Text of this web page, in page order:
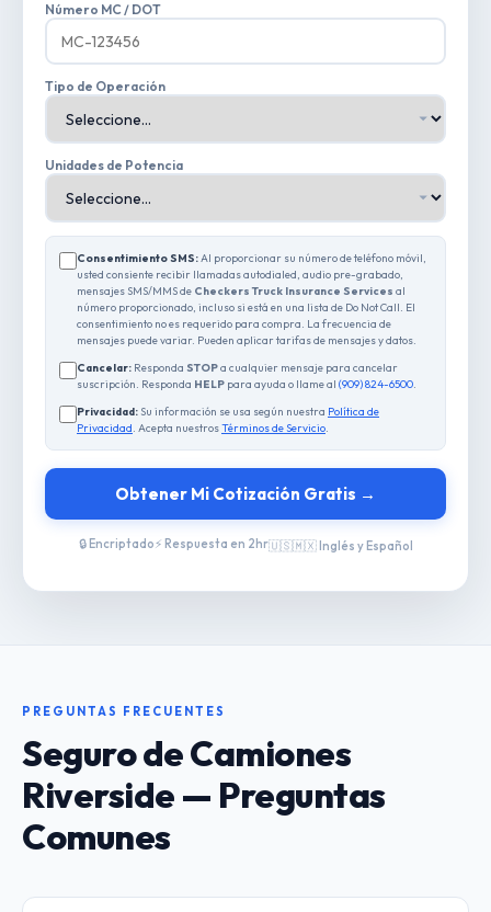
Número MC / DOT
Tipo de Operación
Unidades de Potencia
Consentimiento SMS:Al proporcionar su número de teléfono móvil,
usted consiente recibir llamadas autodialed, audio pre-grabado,
mensajes SMS/MMS de Checkers Truck Insurance Services al
número proporcionado, incluso si está en una lista de Do Not Call. El
consentimiento no es requerido para compra. La frecuencia de
mensajes puede variar. Pueden aplicar tarifas de mensajes y datos.
Cancelar: Responda STOPa cualquier mensaje para cancelar
suscripción. Responda HELP para ayuda o llame al (909) 824-6500.
Privacidad: Su información se usa según nuestra Política de
Privacidad. Acepta nuestrosTérminos de Servicio.
Obtener Mi Cotización Gratis →
🔒 Encriptado⚡ Respuesta en 2hr🇺🇸🇲🇽 Inglés y Español
PREGUNTAS FRECUENTES
Seguro de Camiones
Riverside — Preguntas
Comunes